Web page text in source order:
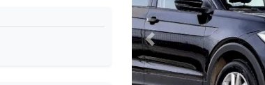
Précédent